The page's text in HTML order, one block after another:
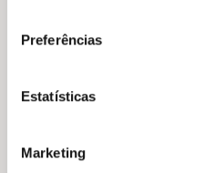
Preferências
Estatísticas
Marketing
12,15